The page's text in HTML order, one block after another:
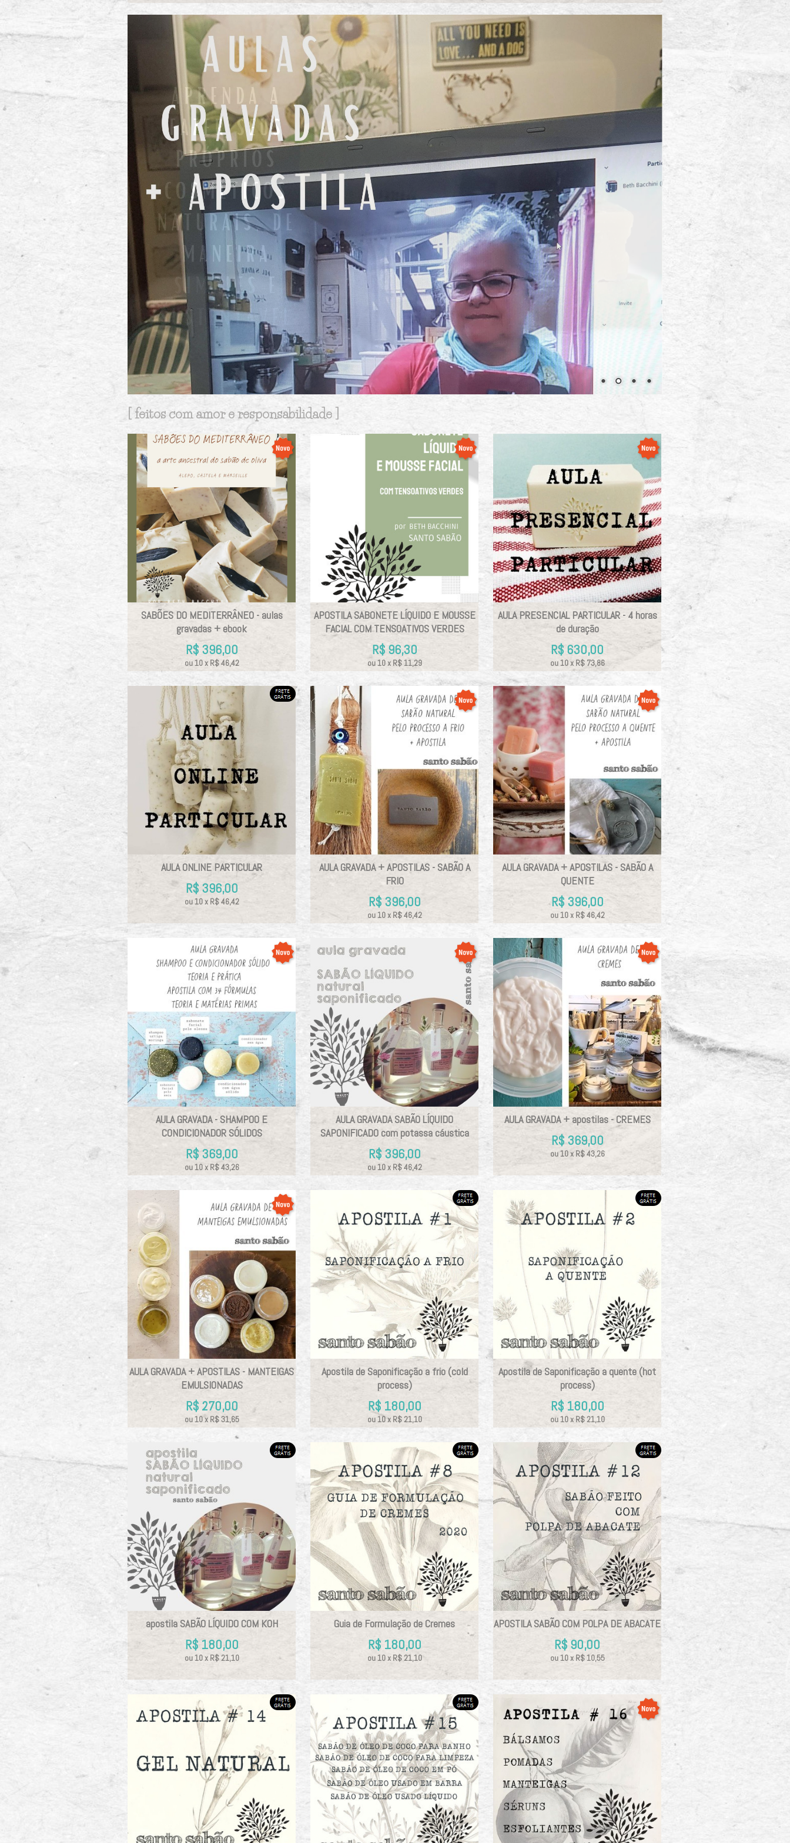
[ feitos com amor e responsabilidade ]
SABÕES DO MEDITERRÂNEO - aulas
gravadas + ebook
R$ 396,00
ou10x R$46,42
APOSTILA SABONETE LÍQUIDO E MOUSSE
FACIAL COM TENSOATIVOS VERDES
R$ 96,30
ou10x R$11,29
AULA PRESENCIAL PARTICULAR - 4 horas
de duração
R$ 630,00
ou10x R$ 73,86
AULA ONLINE PARTICULAR
R$ 396,00
ou10x R$46,42
AULA GRAVADA + APOSTILAS - SABÃO A
FRIO
R$ 396,00
ou10x R$46,42
AULA GRAVADA + APOSTILAS - SABÃO A
QUENTE
R$ 396,00
ou10x R$46,42
AULA GRAVADA - SHAMPOO E
CONDICIONADOR SÓLIDOS
R$ 369,00
ou10x R$43,26
AULA GRAVADA SABÃO LÍQUIDO
SAPONIFICADO com potassa cáustica
R$ 396,00
ou10x R$46,42
AULA GRAVADA + apostilas - CREMES
R$ 369,00
ou10x R$43,26
AULA GRAVADA + APOSTILAS - MANTEIGAS
EMULSIONADAS
R$ 270,00
ou10x R$31,65
Apostila de Saponificação a frio (cold
process)
R$ 180,00
ou10x R$21,10
Apostila de Saponificação a quente (hot
process)
R$ 180,00
ou10x R$21,10
apostila SABÃO LÍQUIDO COM KOH
R$ 180,00
ou10x R$21,10
Guia de Formulação de Cremes
R$ 180,00
ou10x R$21,10
APOSTILA SABÃO COM POLPA DE ABACATE
R$ 90,00
ou10x R$10,55